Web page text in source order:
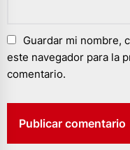
Guardar mi nombre,
este navegador para la
comentario.